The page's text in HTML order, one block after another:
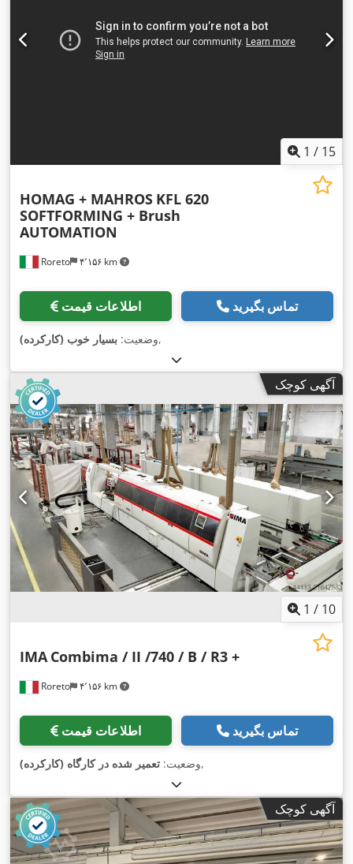
1 / 15
Roreto ۴٬۱۵۶ km
HOMAG + MAHROS KFL 620
SOFTFORMING + Brush
AUTOMATION
اطلاعات قیمت تماس بگیرید
وضعیت: بسیار خوب (کارکرده) ,
آگهی کوچک
1 / 10
Roreto ۴٬۱۵۶ km
IMA Combima / II /740 / B / R3 +
اطلاعات قیمت تماس بگیرید
وضعیت: تعمیر شده در کارگاه (کارکرده) ,
آگهی کوچک